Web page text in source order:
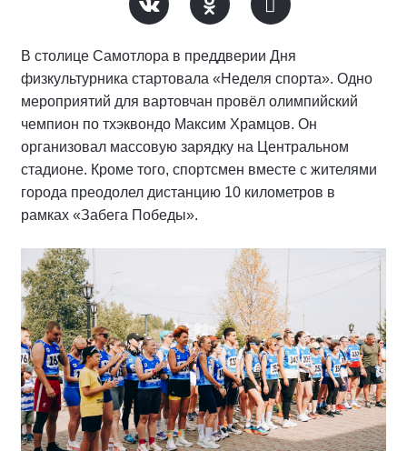
В столице Самотлора в преддверии Дня
физкультурника стартовала «Неделя спорта». Одно
мероприятий для вартовчан провёл олимпийский
чемпион по тхэквондо Максим Храмцов. Он
организовал массовую зарядку на Центральном
стадионе. Кроме того, спортсмен вместе с жителями
города преодолел дистанцию 10 километров в
рамках «Забега Победы».